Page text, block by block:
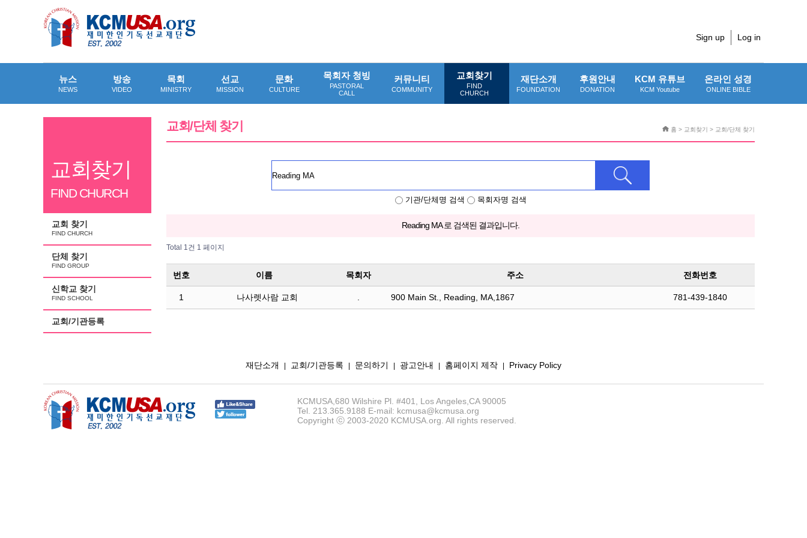
Sign up Log in
뉴스
NEWS
방송
VIDEO
목회
MINISTRY
선교
MISSION
문화
CULTURE
목회자 청빙
PASTORAL
CALL
커뮤니티
COMMUNITY
교회찾기
FIND
CHURCH
재단소개
FOUNDATION
후원안내
DONATION
KCM 유튜브
KCM Youtube
온라인 성경
ONLINE BIBLE
교회찾기
FIND CHURCH
교회 찾기
FIND CHURCH
단체 찾기
FIND GROUP
신학교 찾기
FIND SCHOOL
교회/기관등록
교회/단체 찾기 홈 > 교회찾기 > 교회/단체 찾기
기관/단체명 검색 목회자명 검색
Reading MA 로 검색된 결과입니다.
Total 1건 1 페이지
번호 이름 목회자 주소 전화번호
1 나사렛사람 교회 900 Main St., Reading, MA,1867 781-439-1840
재단소개 교회/기관등록 문의하기 광고안내 홈페이지 제작 Privacy Policy
KCMUSA,680 Wilshire Pl. #401, Los Angeles,CA 90005
Tel. 213.365.9188 E-mail: kcmusa@kcmusa.org
Copyright ⓒ 2003-2020 KCMUSA.org. All rights reserved.